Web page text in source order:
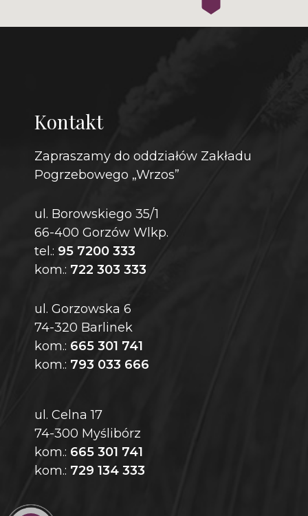
Kontakt
Zapraszamy do oddziałów Zakładu
Pogrzebowego „Wrzos”
ul. Borowskiego 35/1
66-400 Gorzów Wlkp.
tel.: 95 7200 333
kom.: 722 303 333
ul. Gorzowska 6
74-320 Barlinek
kom.: 665 301 741
kom.: 793 033 666
ul. Celna 17
74-300 Myślibórz
kom.: 665 301 741
kom.: 729 134 333